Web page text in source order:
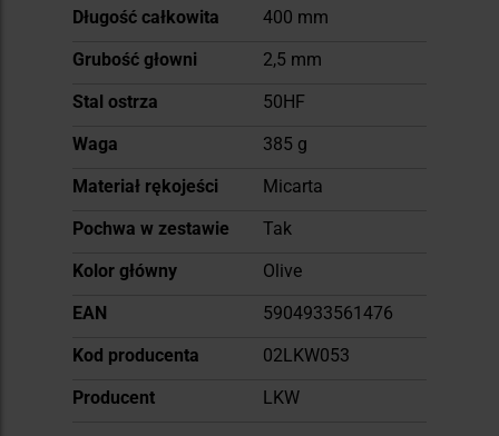
Długość całkowita
400 mm
Grubość głowni
2,5 mm
Stal ostrza
50HF
Waga
385 g
Materiał rękojeści
Micarta
Pochwa w zestawie
Tak
Kolor główny
Olive
EAN
5904933561476
Kod producenta
02LKW053
Producent
LKW